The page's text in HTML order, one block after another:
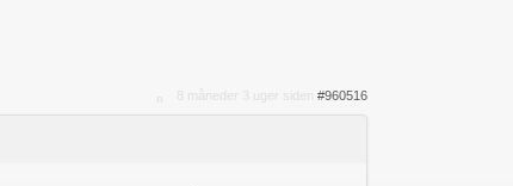
8 måneder 3 uger siden #960516